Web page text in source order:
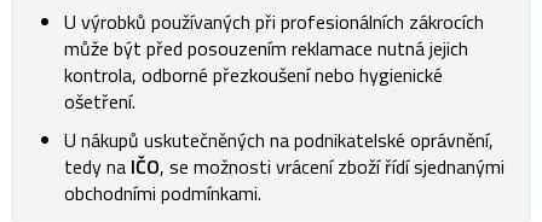
U výrobků používaných při profesionálních zákrocích
může být před posouzením reklamace nutná jejich
kontrola, odborné přezkoušení nebo hygienické
ošetření.
U nákupů uskutečněných na podnikatelské oprávnění,
tedy na IČO, se možnosti vrácení zboží řídí sjednanými
obchodními podmínkami.